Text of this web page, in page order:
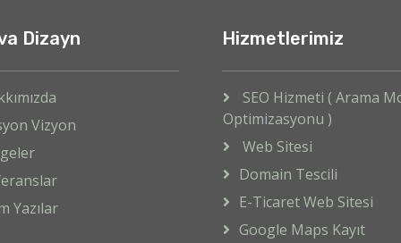
Dizayn
Vizyon
Yazılar
Hizmetlerimiz
SEO Hizmeti ( Arama
Optimizasyonu )
Web Sitesi
Domain Tescili
E-Ticaret Web Sitesi
Google Maps Kayıt